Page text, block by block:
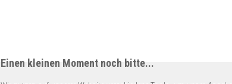
Einen kleinen Moment noch bitte...